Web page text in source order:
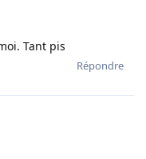
Tant pis
Répondre